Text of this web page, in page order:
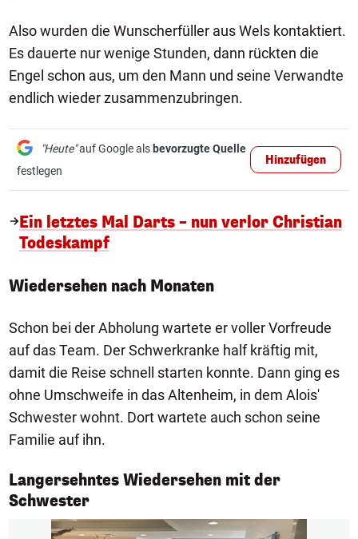
Also wurden die Wunscherfüller aus Wels kontaktiert.
Es dauerte nur wenige Stunden, dann rückten die
Engel schon aus, um den Mann und seine Verwandte
endlich wieder zusammenzubringen.
"Heute"auf Google als bevorzugte Quelle
festlegen
Hinzufügen
Ein letztes Mal Darts – nun verlor Christian
Todeskampf
Wiedersehen nach Monaten
Schon bei der Abholung wartete er voller Vorfreude
auf das Team. Der Schwerkranke half kräftig mit,
damit die Reise schnell starten konnte. Dann ging es
ohne Umschweife in das Altenheim, in dem Alois'
Schwester wohnt. Dort wartete auch schon seine
Familie auf ihn.
Langersehntes Wiedersehen mit der
Schwester
1/4